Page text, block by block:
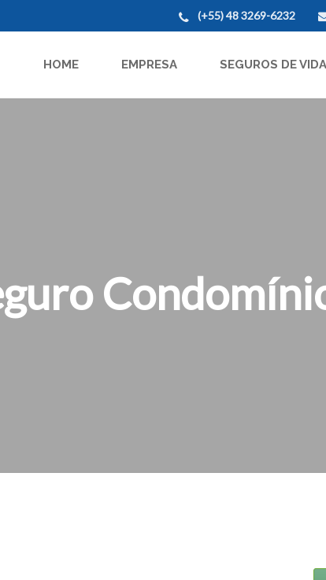
(+55) 48 3269-6232
HOME EMPRESA SEGUROS DE VIDA